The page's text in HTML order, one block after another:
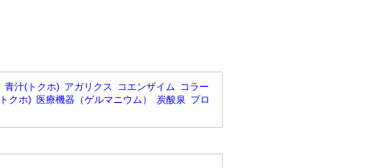
青汁(トクホ) アガリクス コエンザイム コラー
クホ) 医療機器（ゲルマニウム） 炭酸泉 プロ